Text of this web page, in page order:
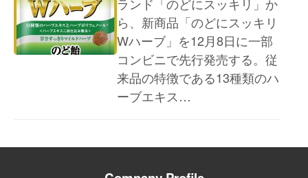
ランド「のどにスッキリ」か
ら、新商品「のどにスッキリ
Wハーブ」を12月8日に一部
コンビニで先行発売する。従
来品の特徴である13種類のハ
ーブエキス…